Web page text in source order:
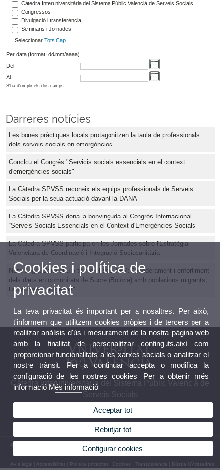
Càtedra Interuniversitària del Sistema Públic Valencià de Serveis Socials
Congressos
Divulgació i transferència
Seminaris i Jornades
Seleccionar Tots Cap
Per data (format: dd/mm/aaaa)
Del
Al
S'ha d'omplir els dos camps
Darreres notícies
Les bones pràctiques locals protagonitzen la taula de professionals
dels serveis socials en emergències
Conclou el Congrés "Servicis socials essencials en el context
d'emergències socials"
La Càtedra SPVSS reconeix els equips professionals de Serveis
Socials per la seua actuació davant la DANA.
La Càtedra SPVSS dona la benvinguda al Congrés Internacional
“Serveis Socials Essencials en el Context d'Emergències Socials
La Càtedra SPVSS participa en les Jornades sobre l'Estratègia
Valenciana de Coordinació i Integració Sociosanitària
Nora Engra Soria duu a terme el seu TFM: "Apoderament i enfortiment
dels drets en comunitats de Sucre (Bolívia) amb poblacions migrants,
llauradores i indígenes"
Càtedra Interuniversitària del Sistema Públic Valencià de
Serveis Socials
© 2026 UV. - Facultat de Ciències Socials. Av. dels Tarongers, 4b. 1r pis. 46071. València.
Espanya
Avís legal Accessibilitat Política privacitat Cookies Transparència Bústia UVcàtedres
Cookies i política de
privacitat
La teva privacitat és important per a nosaltres. Per això,
t'informem que utilitzem cookies pròpies i de tercers per a
realitzar anàlisis d'ús i mesurament de la nostra pàgina web
amb la finalitat de personalitzar continguts,així com
proporcionar funcionalitats a les xarxes socials o analitzar el
nostre trànsit. Per a continuar accepta o modifica la
configuració de les nostres cookies. Per a obtenir més
informacióMés informació
Acceptar tot
Rebutjar tot
Configurar cookies